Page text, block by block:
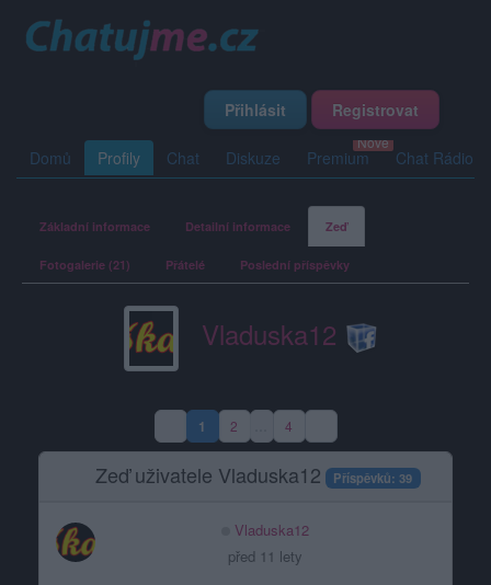
Přihlásit Registrovat
Domů Profily Chat Diskuze Premium Chat Rádio
Základní informace Detailní informace Zeď
Fotogalerie (21) Přátelé Poslední příspěvky
Vladuska12
1(aktuální strana)
2 4
Zeď uživatele Vladuska12 Příspěvků: 39
Vladuska12
před 11 lety